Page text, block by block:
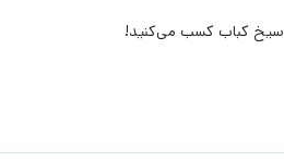
سیخ کباب کسب می‌کنید!